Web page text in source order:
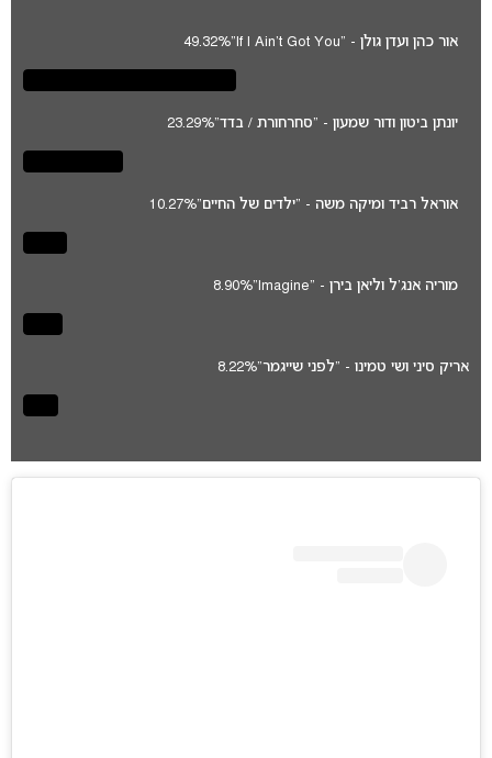
אור כהן ועדן גולן - "If I Ain't Got You" 49.32%
יונתן ביטון ודור שמעון - "סחרחורת / בדד"23.29%
אוראל רביד ומיקה משה - "ילדים של החיים"10.27%
מוריה אנג'ל וליאן בירן - "Imagine" 8.90%
אריק סיני ושי טמינו - "לפני שייגמר"8.22%